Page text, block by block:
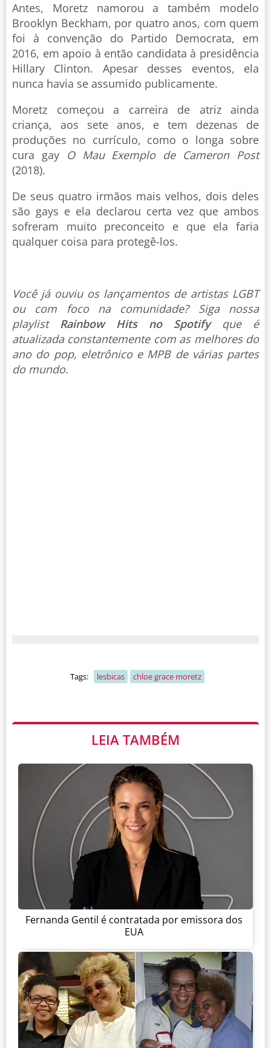
Antes, Moretz namorou a também modelo
Brooklyn Beckham, por quatro anos, com quem
foi à convenção do Partido Democrata, em
2016, em apoio à então candidata à presidência
Hillary Clinton. Apesar desses eventos, ela
nunca havia se assumido publicamente.
Moretz começou a carreira de atriz ainda
criança, aos sete anos, e tem dezenas de
produções no currículo, como o longa sobre
cura gay O Mau Exemplo de Cameron Post
(2018).
De seus quatro irmãos mais velhos, dois deles
são gays e ela declarou certa vez que ambos
sofreram muito preconceito e que ela faria
qualquer coisa para protegê-los.
Você já ouviu os lançamentos de artistas LGBT
ou com foco na comunidade? Siga nossa
playlist Rainbow Hits no Spotify que é
atualizada constantemente com as melhores do
ano do pop, eletrônico e MPB de várias partes
do mundo.
Tags: lesbicas chloe grace moretz
LEIA TAMBÉM
Fernanda Gentil é contratada por emissora dos
EUA